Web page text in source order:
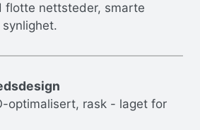
flotte nettsteder, smarte
optimalisert, rask - laget for